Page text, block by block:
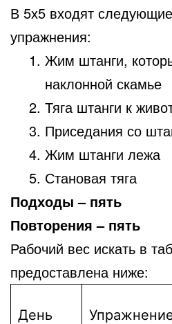
В 5х5 входят
упражнения:
Жим штанги,
наклонной скамье
Тяга штанги к
Приседания со
Жим штанги лежа
Становая тяга
Подходы – пять
Повторения – пять
Рабочий вес искать в
предоставлена ниже:
День